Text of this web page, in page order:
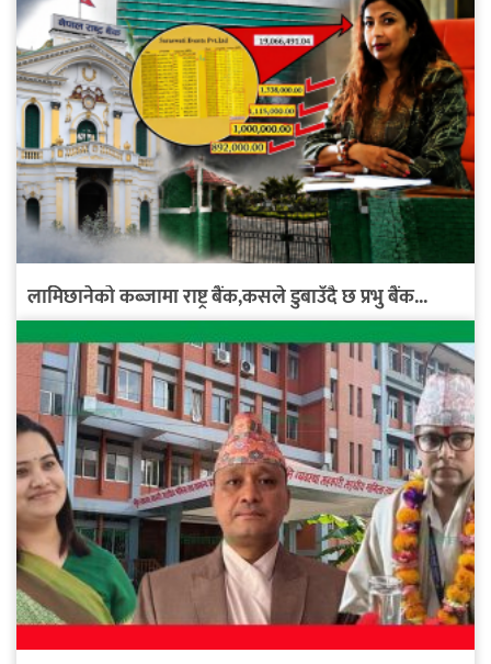
लामिछानेको कब्जामा राष्ट्र बैंक,कसले डुबाउँदै छ प्रभु बैंक...